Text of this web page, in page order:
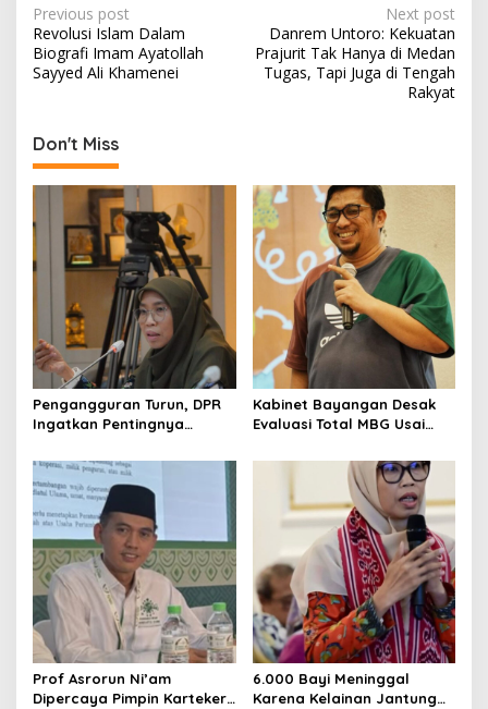
P
o
s
n
a
i
g
i
o
n
Previous post
Revolusi Islam Dalam
Biografi Imam Ayatollah
Sayyed Ali Khamenei
Next post
Danrem Untoro: Kekuatan
Prajurit Tak Hanya di Medan
Tugas, Tapi Juga di Tengah
Rakyat
Don't Miss
Pengangguran Turun, DPR
Ingatkan Pentingnya
yang Layak
Kabinet Bayangan Desak
Evaluasi Total MBG Usai
Massal
Prof Asrorun Ni’am
Dipercaya Pimpin Karteker
6.000 Bayi Meninggal
Karena Kelainan Jantung